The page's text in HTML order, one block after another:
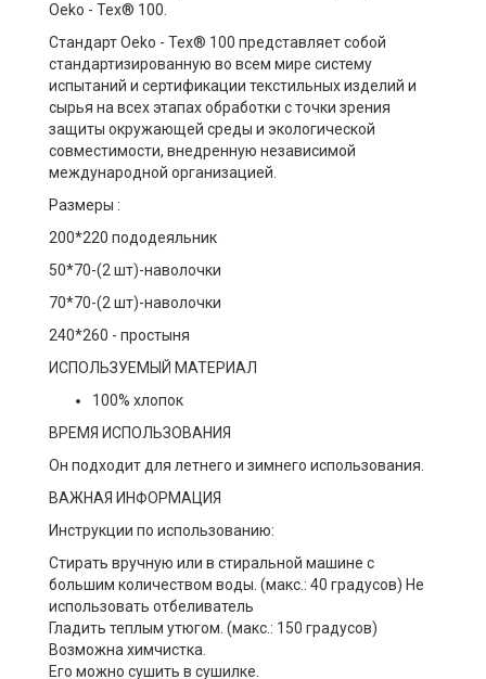
Oeko - Tex® 100.
Стандарт Oeko - Tex® 100 представляет собой
стандартизированную во всем мире систему
испытаний и сертификации текстильных изделий и
сырья на всех этапах обработки с точки зрения
защиты окружающей среды и экологической
совместимости, внедренную независимой
международной организацией.
Размеры :
200*220 пододеяльник
50*70-(2 шт)-наволочки
70*70-(2 шт)-наволочки
240*260 - простыня
ИСПОЛЬЗУЕМЫЙ МАТЕРИАЛ
100% хлопок
ВРЕМЯ ИСПОЛЬЗОВАНИЯ
Он подходит для летнего и зимнего использования.
ВАЖНАЯ ИНФОРМАЦИЯ
Инструкции по использованию:
Стирать вручную или в стиральной машине с
большим количеством воды. (макс.: 40 градусов) Не
использовать отбеливатель
Гладить теплым утюгом. (макс.: 150 градусов)
Возможна химчистка.
Его можно сушить в сушилке.